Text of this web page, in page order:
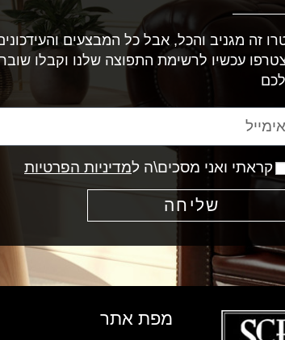
זה מגניב והכל, אבל כל המבצעים
עכשיו לרשימת התפוצה שלנו וקבלו
קראתי ואני מסכים\ה למדיניות הפרטיות
שליחה
מפת אתר